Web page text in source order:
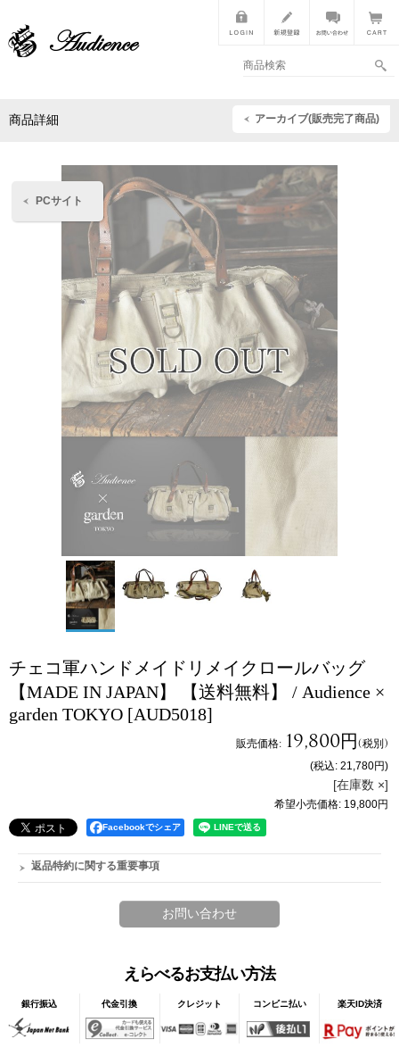
PCサイト
商品詳細 アーカイブ(販売完了商品)
チェコ軍ハンドメイドリメイクロールバッグ
【MADE IN JAPAN】 【送料無料】 / Audience ×
garden TOKYO [AUD5018]
販売価格: 19,800円(税別)
(税込: 21,780円)
[在庫数 ×]
希望小売価格: 19,800円
Facebookでシェア
返品特約に関する重要事項
えらべるお支払い方法
銀行振込 代金引換 クレジット コンビニ払い 楽天ID決済